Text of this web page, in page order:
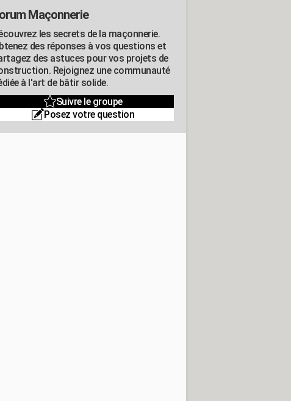
Maçonnerie
les secrets de la maçonnerie.
des réponses à vos questions et
des astuces pour vos projets de
Rejoignez une communauté
à l'art de bâtir solide.
Suivre le groupe
Posez votre question